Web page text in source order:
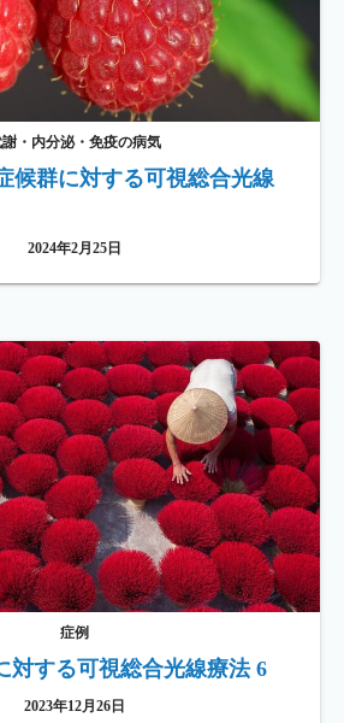
・内分泌・免疫の病気
候群に対する可視総合光線
2024年2月25日
症例
対する可視総合光線療法 6
2023年12月26日